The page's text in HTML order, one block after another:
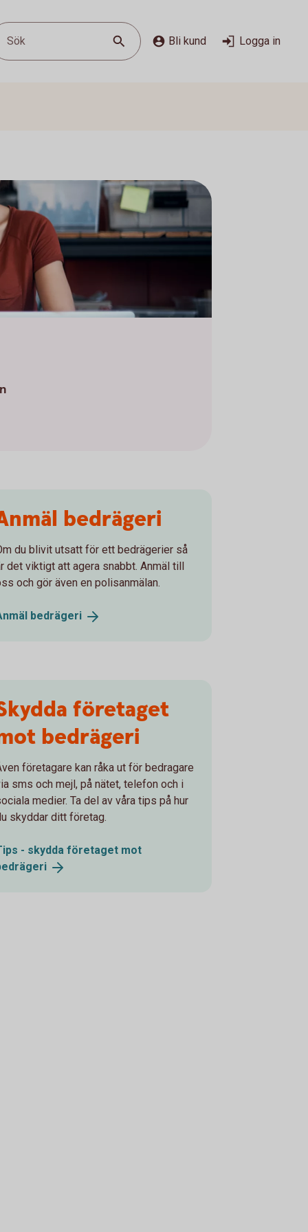
Sök Bli kund Logga in
bedrägeri
du blivit utsatt för ett bedrägerier så
det viktigt att agera snabbt. Anmäl till
och gör även en polisanmälan.
bedrägeri
företaget
bedrägeri
företagare kan råka ut för bedragare
sms och mejl, på nätet, telefon och i
medier. Ta del av våra tips på hur
skyddar ditt företag.
- skydda företaget mot